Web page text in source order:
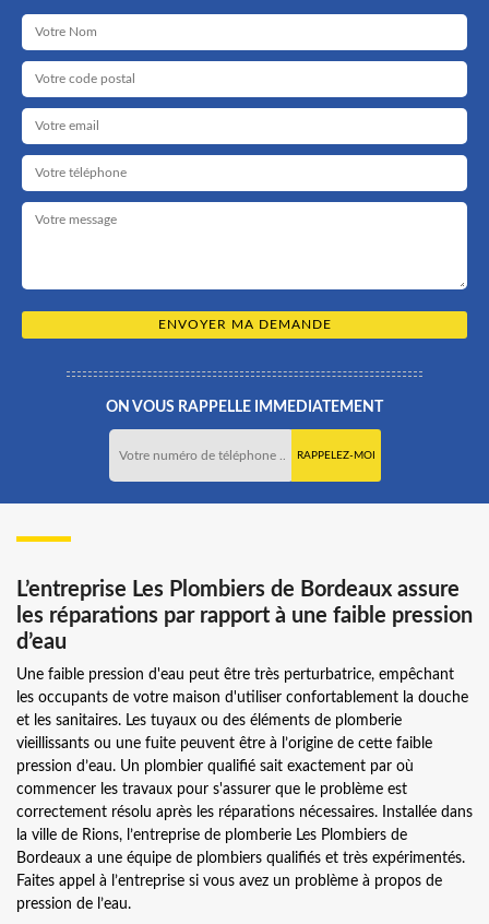
ON VOUS RAPPELLE IMMEDIATEMENT
L’entreprise Les Plombiers de Bordeaux assure
les réparations par rapport à une faible pression
d’eau
Une faible pression d'eau peut être très perturbatrice, empêchant
les occupants de votre maison d'utiliser confortablement la douche
et les sanitaires. Les tuyaux ou des éléments de plomberie
vieillissants ou une fuite peuvent être à l’origine de cette faible
pression d’eau. Un plombier qualifié sait exactement par où
commencer les travaux pour s'assurer que le problème est
correctement résolu après les réparations nécessaires. Installée dans
la ville de Rions, l’entreprise de plomberie Les Plombiers de
Bordeaux a une équipe de plombiers qualifiés et très expérimentés.
Faites appel à l’entreprise si vous avez un problème à propos de
pression de l’eau.